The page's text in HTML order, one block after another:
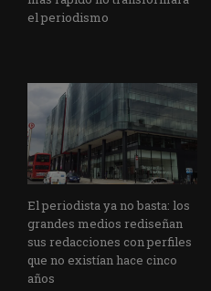
el periodismo
El periodista ya no basta: los
grandes medios rediseñan
sus redacciones con perfiles
que no existían hace cinco
años